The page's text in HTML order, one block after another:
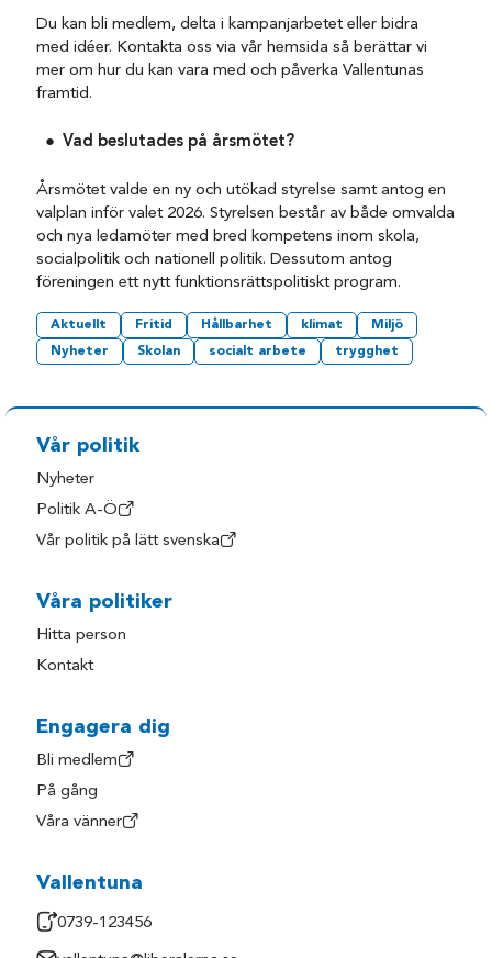
Du kan bli medlem, delta i kampanjarbetet eller bidra
med idéer. Kontakta oss via vår hemsida så berättar vi
mer om hur du kan vara med och påverka Vallentunas
framtid.
Vad beslutades på årsmötet?
Årsmötet valde en ny och utökad styrelse samt antog en
valplan inför valet 2026. Styrelsen består av både omvalda
och nya ledamöter med bred kompetens inom skola,
socialpolitik och nationell politik. Dessutom antog
föreningen ett nytt funktionsrättspolitiskt program.
Aktuellt Fritid Hållbarhet klimat
Miljö
Nyheter
Skolan socialt arbete trygghet
Vår politik
Nyheter
Politik A-Ö
Vår politik på lätt svenska
Våra politiker
Hitta person
Kontakt
Engagera dig
Bli medlem
På gång
Våra vänner
Vallentuna
0739-123456